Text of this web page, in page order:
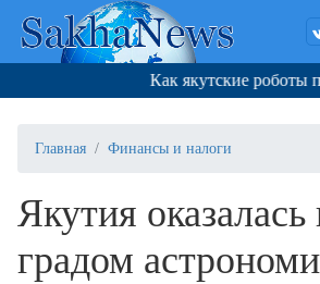
Как якутские роботы
Главная Финансы и налоги
Якутия оказалась
градом